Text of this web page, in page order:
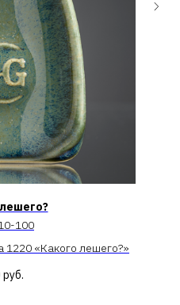
100
1220 «Какого лешего?»
руб.